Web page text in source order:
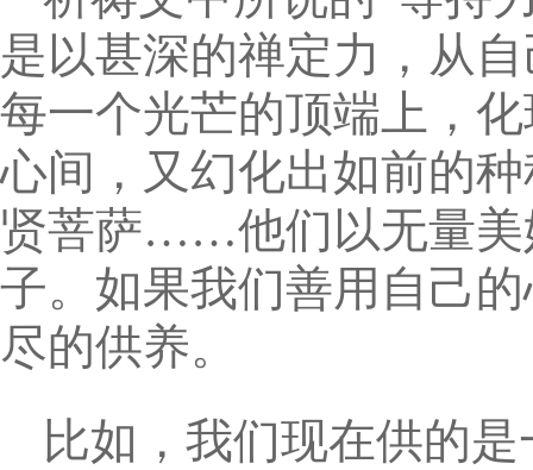
是以甚深的禅定力，从
每一个光芒的顶端上，
心间，又幻化出如前的
贤菩萨……他们以无量美
子。如果我们善用自己
尽的供养。
比如，我们现在供的